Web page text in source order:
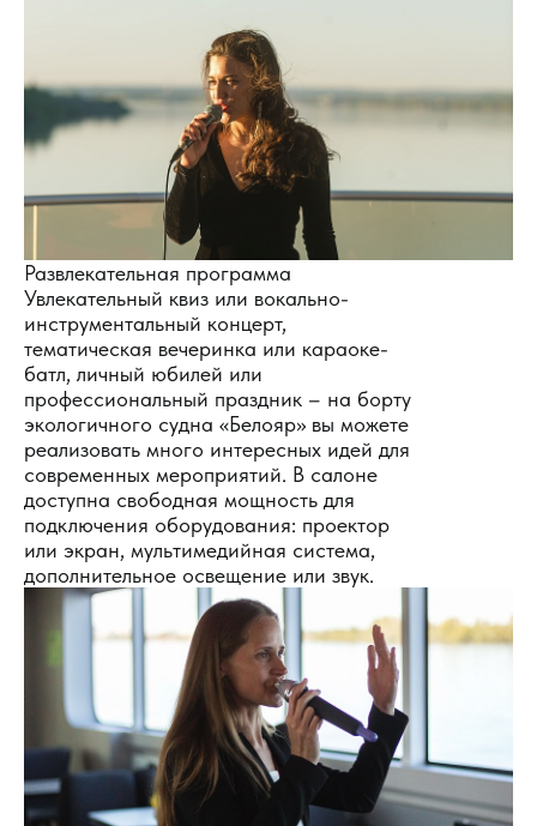
Развлекательная программа
Увлекательный квиз или вокально-
инструментальный концерт,
тематическая вечеринка или караоке-
батл, личный юбилей или
профессиональный праздник – на борту
экологичного судна «Белояр» вы можете
реализовать много интересных идей для
современных мероприятий. В салоне
доступна свободная мощность для
подключения оборудования: проектор
или экран, мультимедийная система,
дополнительное освещение или звук.